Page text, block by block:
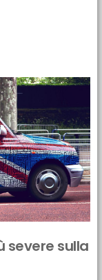
severe sulla